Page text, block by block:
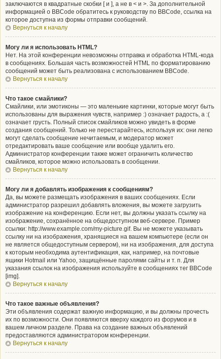
заключаются в квадратные скобки [ и ], а не в < и >. За дополнительной
информацией о BBCode обратитесь к руководству по BBCode, ссылка на
которое доступна из формы отправки сообщений.
Вернуться к началу
Могу ли я использовать HTML?
Нет. На этой конференции невозможны отправка и обработка HTML-кода
в сообщениях. Большая часть возможностей HTML по форматированию
сообщений может быть реализована с использованием BBCode.
Вернуться к началу
Что такое смайлики?
Смайлики, или эмотиконы — это маленькие картинки, которые могут быть
использованы для выражения чувств, например :) означает радость, а :(
означает грусть. Полный список смайликов можно увидеть в форме
создания сообщений. Только не перестарайтесь, используя их: они легко
могут сделать сообщение нечитаемым, и модератор может
отредактировать ваше сообщение или вообще удалить его.
Администратор конференции также может ограничить количество
смайликов, которое можно использовать в сообщении.
Вернуться к началу
Могу ли я добавлять изображения к сообщениям?
Да, вы можете размещать изображения в ваших сообщениях. Если
администратор разрешил добавлять вложения, вы можете загрузить
изображение на конференцию. Если нет, вы должны указать ссылку на
изображение, сохранённое на общедоступном веб-сервере. Пример
ссылки: http://www.example.com/my-picture.gif. Вы не можете указывать
ссылку ни на изображения, хранящиеся на вашем компьютере (если он
не является общедоступным сервером), ни на изображения, для доступа
к которым необходима аутентификация, как, например, на почтовые
ящики Hotmail или Yahoo, защищённые паролями сайты и т. п. Для
указания ссылок на изображения используйте в сообщениях тег BBCode
[img].
Вернуться к началу
Что такое важные объявления?
Эти объявления содержат важную информацию, и вы должны прочесть
их по возможности. Они появляются вверху каждого из форумов и в
вашем личном разделе. Права на создание важных объявлений
предоставляются администратором конференции.
Вернуться к началу